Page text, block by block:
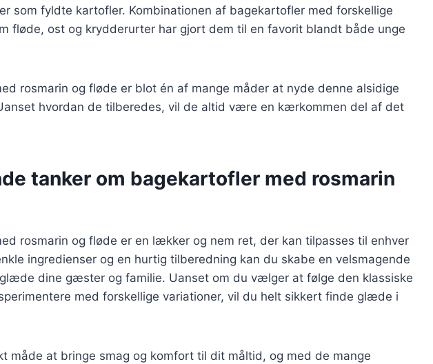
som fyldte kartofler. Kombinationen af bagekartofler med forskellige
fløde, ost og krydderurter har gjort dem til en favorit blandt både unge
rosmarin og fløde er blot én af mange måder at nyde denne alsidige
hvordan de tilberedes, vil de altid være en kærkommen del af det
tanker om bagekartofler med rosmarin
rosmarin og fløde er en lækker og nem ret, der kan tilpasses til enhver
ingredienser og en hurtig tilberedning kan du skabe en velsmagende
dine gæster og familie. Uanset om du vælger at følge den klassiske
med forskellige variationer, vil du helt sikkert finde glæde i
måde at bringe smag og komfort til dit måltid, og med de mange